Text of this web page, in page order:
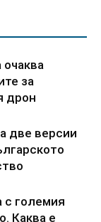
за
дрон
две версии
с големия
Каква е